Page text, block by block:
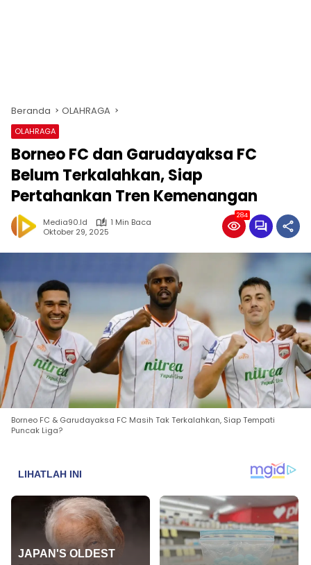
Beranda OLAHRAGA
OLAHRAGA
Borneo FC dan Garudayaksa FC
Belum Terkalahkan, Siap
Pertahankan Tren Kemenangan
Media90.id
1 Min Baca
Oktober 29, 2025
284
Borneo FC & Garudayaksa FC Masih Tak Terkalahkan, Siap Tempati
Puncak Liga?